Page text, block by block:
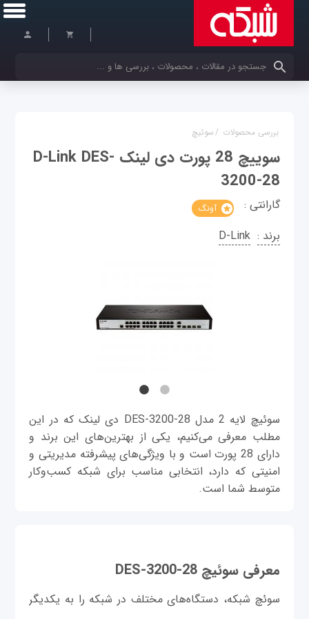
کلمات کلیدی خود را وارد کنید
بررسی محصولات /سوئیچ
سوییچ 28 پورت دی لینک D-Link DES-
3200-28
گارانتی : آونگ
برند : D-Link
سوئیچ لایه 2 مدل DES-3200-28 دی لینک که در این
مطلب معرفی می‌کنیم، یکی از بهترین‌های این برند و
دارای 28 پورت است و با ویژگی‌های پیشرفته مدیریتی و
امنیتی که دارد، انتخابی مناسب برای شبکه کسب‌وکار
متوسط شما است.
معرفی سوئیچ DES-3200-28
سوئچ شبکه، دستگاه‌های مختلف در شبکه را به یکدیگر